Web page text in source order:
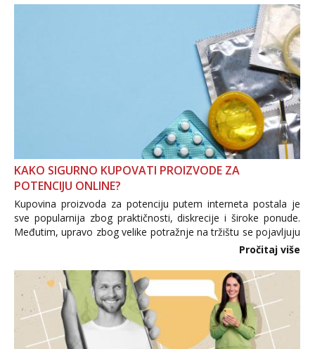
KAKO SIGURNO KUPOVATI PROIZVODE ZA
POTENCIJU ONLINE?
Kupovina proizvoda za potenciju putem interneta postala je
sve popularnija zbog praktičnosti, diskrecije i široke ponude.
Međutim, upravo zbog velike potražnje na tržištu se pojavljuju
i brojni krivotvoreni proizvodi, nepouzdane internetske
Pročitaj više